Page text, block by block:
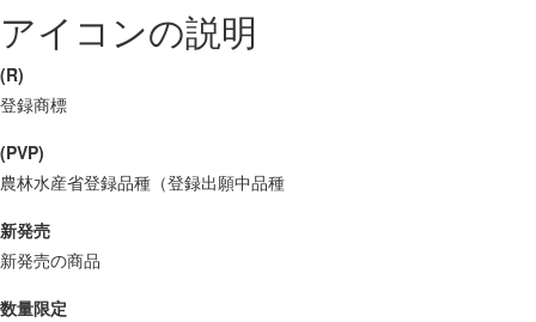
アイコンの説明
(R)
登録商標
(PVP)
農林水産省登録品種（登録出願中品種
新発売
新発売の商品
数量限定